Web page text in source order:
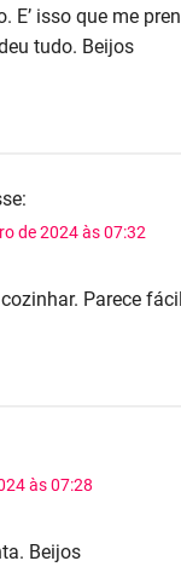
E’ isso que me
tudo. Beijos
de 2024 às 07:32
Parece
às 07:28
Beijos